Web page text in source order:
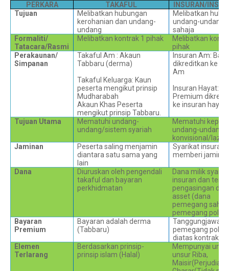
PERKARA TAKAFUL
INSURAN/
Tujuan
Melibatkan hubungan
kerohanian dan undang-
undang
Melibatkan
undang-undang
sahaja
Formaliti/
Tatacara/Rasmi
Melibatkan kontrak 1 pihak
Melibatkan
pihak
Perakaunan/
Simpanan
Takaful Am : Akaun
Tabbaru (derma)
Takaful Keluarga: Kaun
peserta mengikut prinsip
Mudharabah
Akaun Khas Peserta
mengikut prinsip Tabbaru.
Insuran Am:
dikreditkan ke
Am
Insuran Hayat:
Premium
ke insuran hayat
Tujuan Utama
Mematuhi undang-
undang/sistem syariah
Mematuhi
undang-undang
konvisional/lazim
Jaminan
Peserta saling menjamin
diantara satu sama yang
lain
Syarikat insuran
memberi
Dana
Diuruskan oleh pengendali
takaful dan bayaran
perkhidmatan
Dana milik
insuran dan
pengasingan
asset (dana
pemegang
pemegang polisi)
Bayaran
Premium
Bayaran adalah derma
(Tabbaru)
Tanggungjawab
pemegang polisi
diatas kontrak
Elemen
Terlarang
Berdasarkan prinsip-
prinsip islam (Halal)
Mempunyai
unsur Riba,
Maisir(Perjudian),